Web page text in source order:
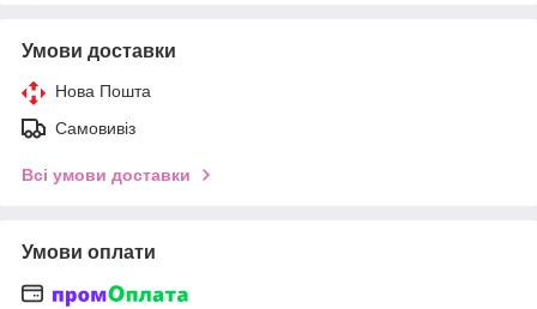
Умови доставки
Нова Пошта
Самовивіз
Всі умови доставки
Умови оплати